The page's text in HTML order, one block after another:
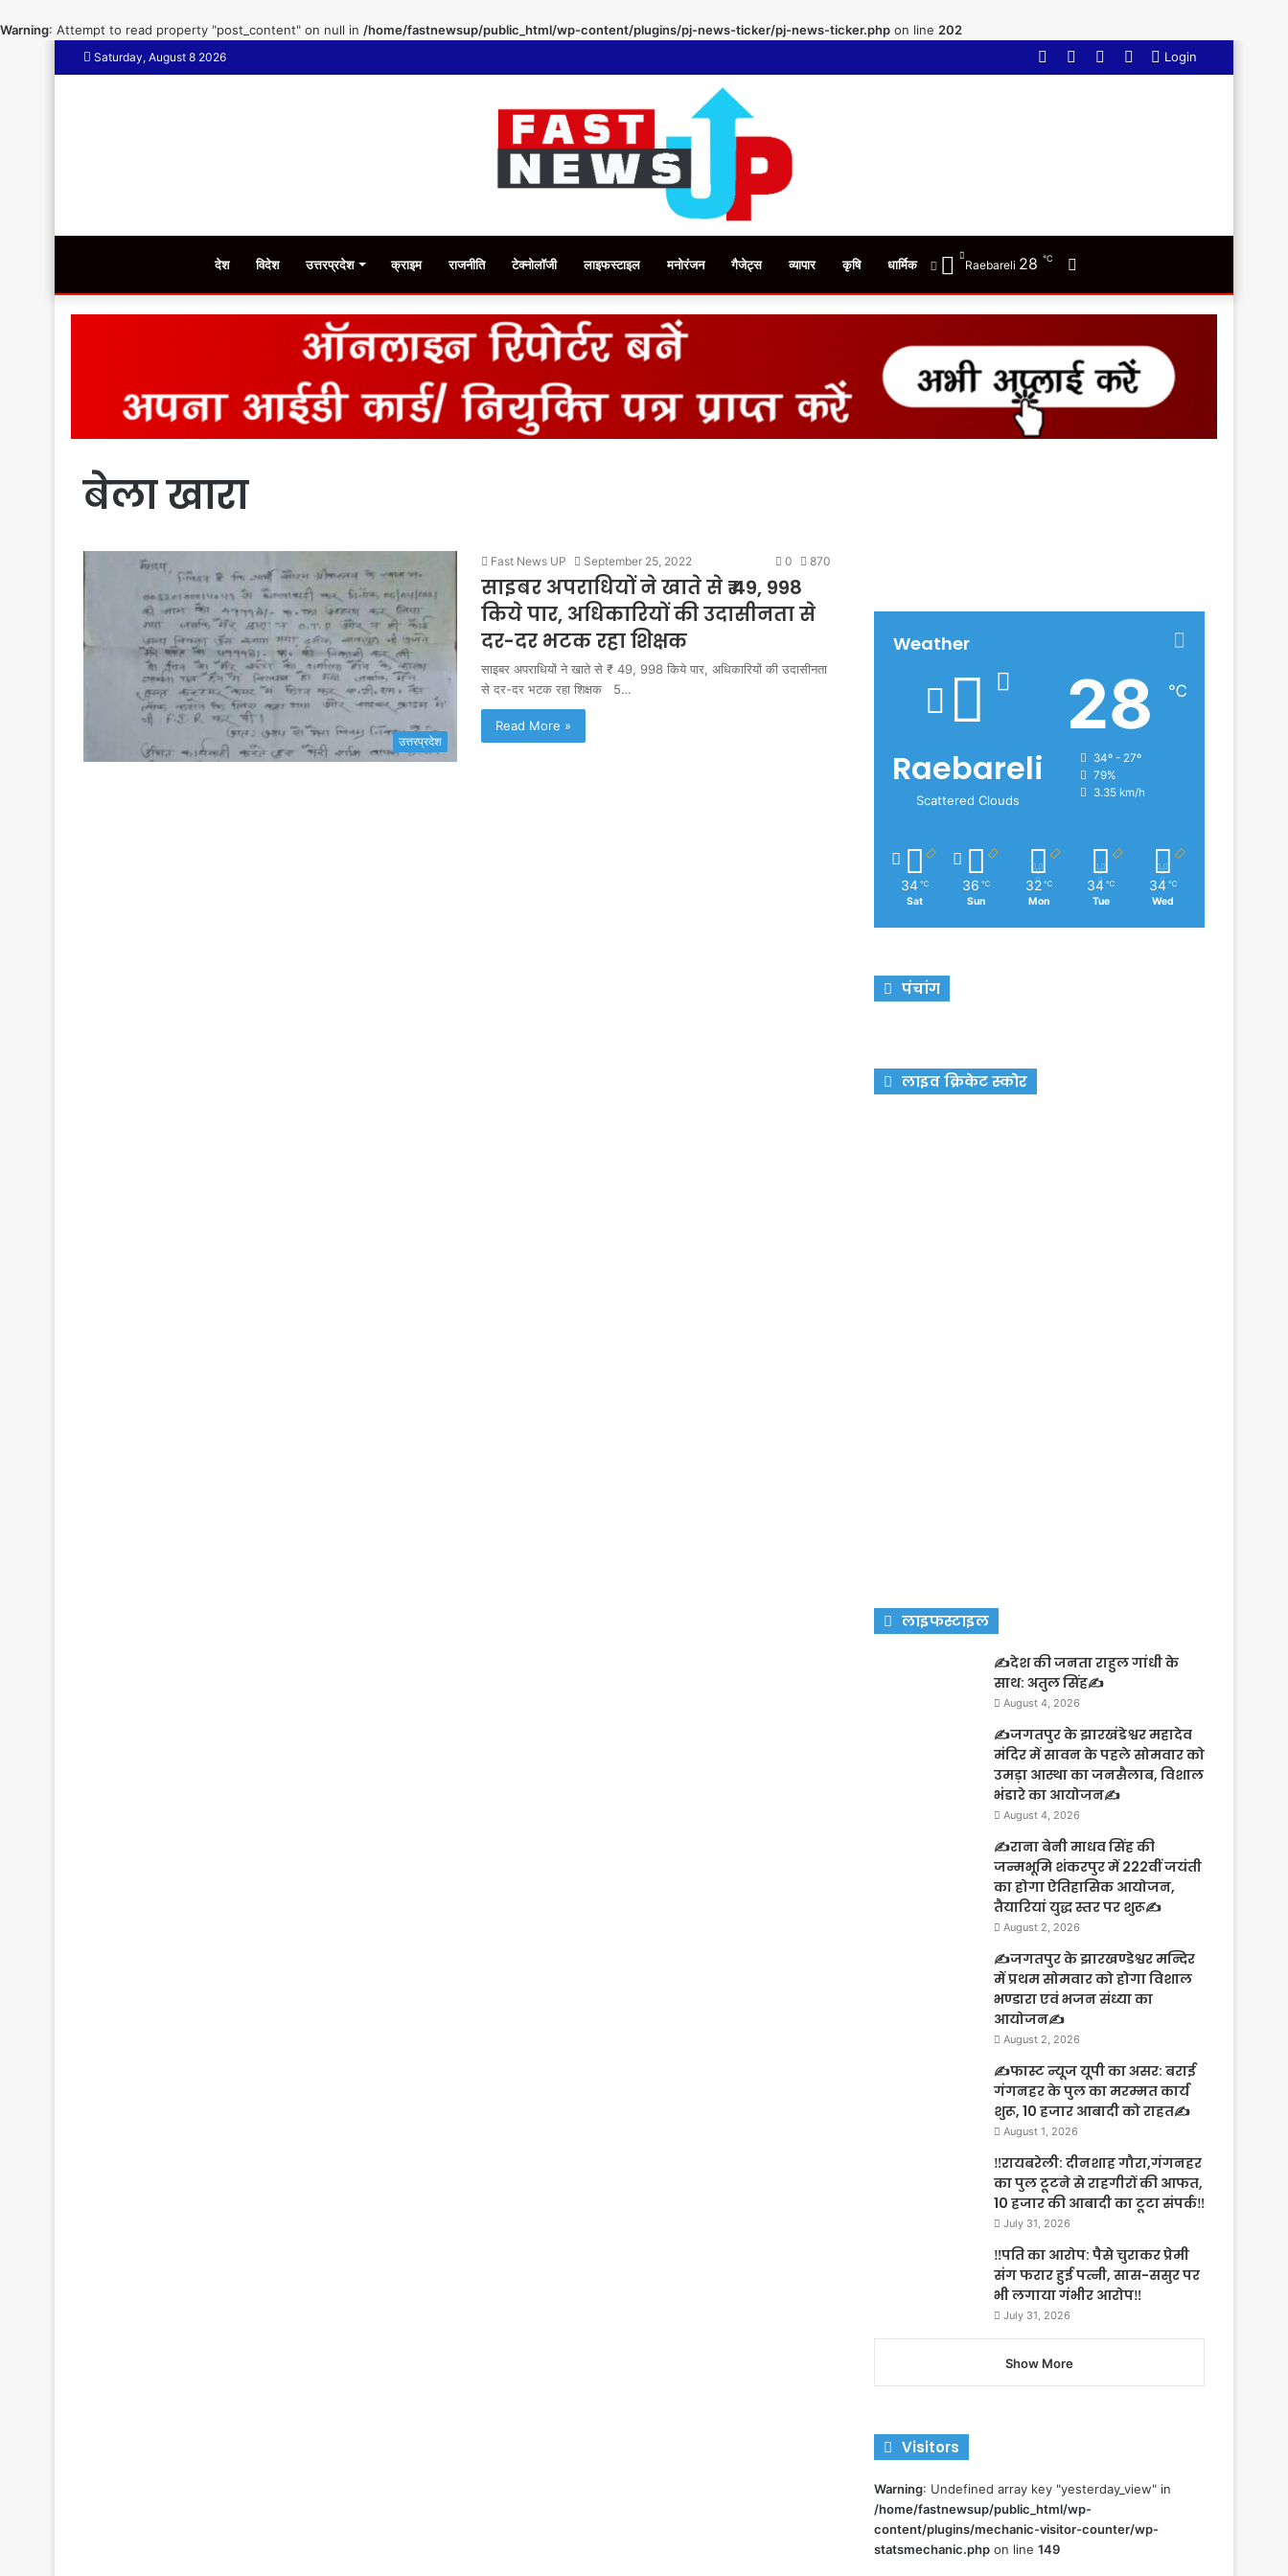
Warning: Attempt to read property "post_content" on null in /home/fastnewsup/public_html/wp-content/plugins/pj-news-ticker/pj-news-ticker.php on line 202
Saturday, August 8 2026 Login
WhatsApp
YouTube
Twitter
Facebook
देश विदेश उत्तरप्रदेश क्राइम राजनीति टेक्नोलॉजी लाइफस्टाइल मनोरंजन गैजेट्स व्यापार कृषि धार्मिक
skin
Raebareli 28 ℃
बेला खारा
उत्तरप्रदेश
Fast News UP September 25, 2022 0 870
साइबर अपराधियों ने खाते से ₹ 49, 998
किये पार, अधिकारियों की उदासीनता से
दर-दर भटक रहा शिक्षक
साइबर अपराधियों ने खाते से ₹ 49, 998 किये पार, अधिकारियों की उदासीनता
से दर-दर भटक रहा शिक्षक 5…
Read More »
Weather
Raebareli
Scattered Clouds
28 ℃
34º - 27º
79%
3.35 km/h
34 ℃
Sat
36 ℃
Sun
32 ℃
Mon
34 ℃
Tue
34 ℃
Wed
पंचांग
लाइव क्रिकेट स्कोर
लाइफस्टाइल
✍️देश की जनता राहुल गांधी के
साथ: अतुल सिंह✍️
August 4, 2026
✍️जगतपुर के झारखंडेश्वर महादेव
मंदिर में सावन के पहले सोमवार को
उमड़ा आस्था का जनसैलाब, विशाल
भंडारे का आयोजन✍️
August 4, 2026
✍️राना बेनी माधव सिंह की
जन्मभूमि शंकरपुर में 222वीं जयंती
का होगा ऐतिहासिक आयोजन,
तैयारियां युद्ध स्तर पर शुरू✍️
August 2, 2026
✍️जगतपुर के झारखण्डेश्वर मन्दिर
में प्रथम सोमवार को होगा विशाल
भण्डारा एवं भजन संध्या का
आयोजन✍️
August 2, 2026
✍️फास्ट न्यूज यूपी का असर: बराई
गंगनहर के पुल का मरम्मत कार्य
शुरू, 10 हजार आबादी को राहत✍️
August 1, 2026
‼️रायबरेली: दीनशाह गौरा,गंगनहर
का पुल टूटने से राहगीरों की आफत,
10 हजार की आबादी का टूटा संपर्क‼️
July 31, 2026
‼️पति का आरोप: पैसे चुराकर प्रेमी
संग फरार हुई पत्नी, सास-ससुर पर
भी लगाया गंभीर आरोप‼️
July 31, 2026
Show More
Visitors
Warning: Undefined array key "yesterday_view" in
/home/fastnewsup/public_html/wp-
content/plugins/mechanic-visitor-counter/wp-
statsmechanic.php on line149